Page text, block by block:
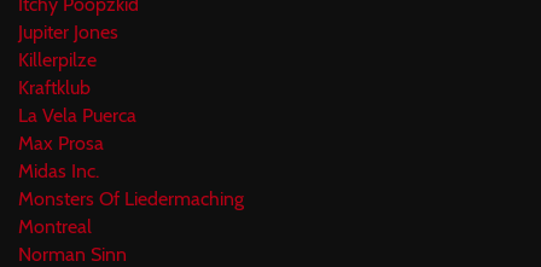
Jupiter Jones
Killerpilze
Kraftklub
La Vela Puerca
Max Prosa
Midas Inc.
Monsters Of Liedermaching
Montreal
Norman Sinn